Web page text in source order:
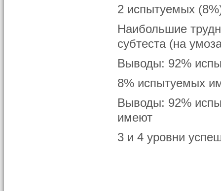
2 испытуемых
Наибольшие
субтеста (на
Выводы: 92%
8% испытуемых
Выводы: 92%
имеют
3 и 4 уровни